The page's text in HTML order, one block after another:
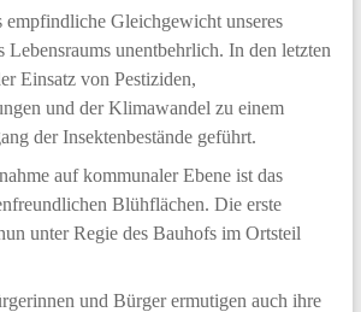
empfindliche Gleichgewicht unseres
Lebensraums unentbehrlich. In den letzten
Einsatz von Pestiziden,
und der Klimawandel zu einem
der Insektenbestände geführt.
auf kommunaler Ebene ist das
Blühflächen. Die erste
unter Regie des Bauhofs im Ortsteil
und Bürger ermutigen auch ihre